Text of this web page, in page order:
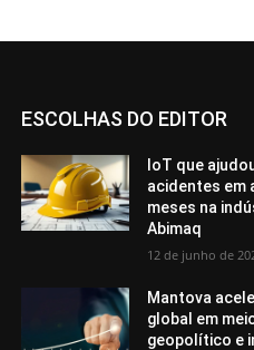
ESCOLHAS DO EDITOR
IoT que
acidentes em
meses na
Abimaq
12 de junho de
Mantova
global em
geopolítico e